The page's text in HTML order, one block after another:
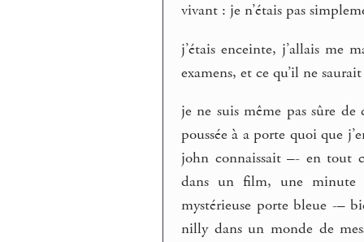
vivant : je n’étais pas
j’étais enceinte, j’allais me
examens, et ce qu’il ne
je ne suis même pas sûre de
poussée à a porte quoi que
john connaissait –- en tout
dans un film, une minute
mystérieuse porte bleue -–
nilly dans un monde de